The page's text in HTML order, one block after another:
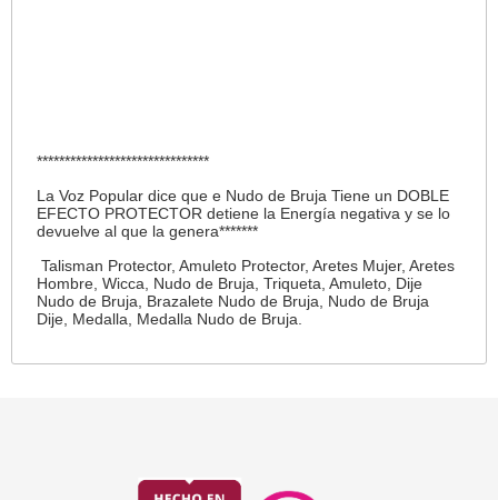
*******************************
La Voz Popular dice que e Nudo de Bruja Tiene un DOBLE
EFECTO PROTECTOR detiene la Energía negativa y se lo
devuelve al que la genera*******
Talisman Protector, Amuleto Protector, Aretes Mujer, Aretes
Hombre, Wicca, Nudo de Bruja, Triqueta, Amuleto, Dije
Nudo de Bruja, Brazalete Nudo de Bruja, Nudo de Bruja
Dije, Medalla, Medalla Nudo de Bruja.